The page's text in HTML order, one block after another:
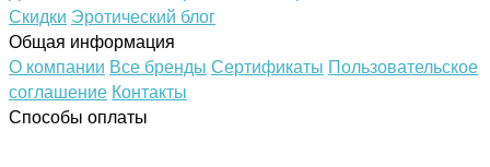
Скидки Эротический блог
Общая информация
О компании Все бренды Сертификаты Пользовательское
соглашение Контакты
Способы оплаты